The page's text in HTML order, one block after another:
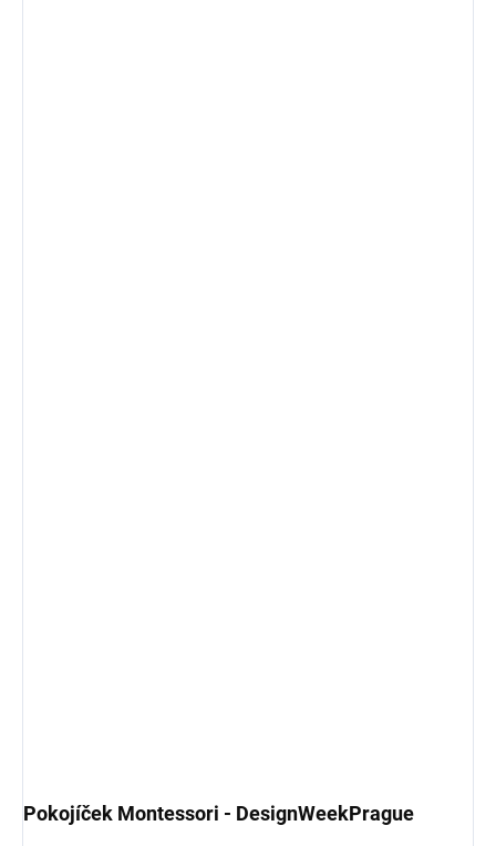
Pokojíček Montessori - DesignWeekPrague